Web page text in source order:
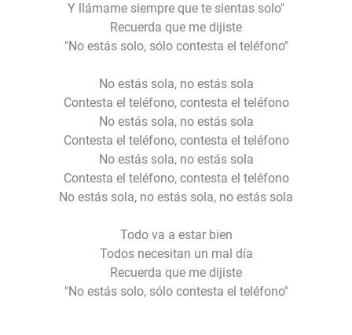
Y llámame siempre que te sientas solo"
Recuerda que me dijiste
"No estás solo, sólo contesta el teléfono"
No estás sola, no estás sola
Contesta el teléfono, contesta el teléfono
No estás sola, no estás sola
Contesta el teléfono, contesta el teléfono
No estás sola, no estás sola
Contesta el teléfono, contesta el teléfono
No estás sola, no estás sola, no estás sola
Todo va a estar bien
Todos necesitan un mal día
Recuerda que me dijiste
"No estás solo, sólo contesta el teléfono"